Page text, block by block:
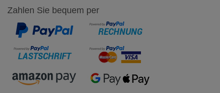
Zahlen Sie bequem per